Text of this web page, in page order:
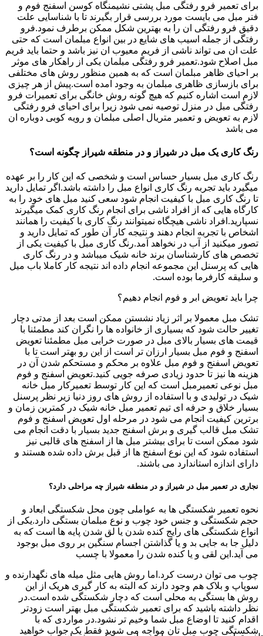
برای تعمیر فرو رفتگی مبل پشتی نشیمنگاه کوسن اسفنج فوم و
فنر مبل می بایست مورد بررسی قرار بگیرند تا با شناسایی علت
دقیق فرو رفتگی ان را به بهترین شکل ممکن برطرف نمود.فرو
رفتگی از جمله اسیب های شایع در بین انواع مبلمان است که حتی
علت ان می تواند ناشی از فریم معیوب ان نیز باشد و حتما باید فریم
مبل اصلاح شود.تعمیر فرو رفتگی مبلمان یکی از راهکار های موثر
بر احیای ظاهر مبلمان است که به همین منظور روش های مختلفی
برای بازسازی ظاهری مبلمان به وجود امده است.پیش از هر چیزی
لازم است اشاره کنیم که هیچ گونه روش خانگی برای تعمیرات فرو
رفتگی مبل در منزل توصیه نمی شود زیرا برای احیای فرو رفتگی
لازم به تعویض و تعمیر متریال اصلی مبلمان و رویه کوبی دوباره ان
می باشد
رنگ کاری یک مبل در شیراز و در منطقه شیراز چگونه است؟
رنگ کاری مبل بسیار حساس است و شخصی که این کار را بر عهده
میگیرد باید تجربه رنگ کاری انواع مبل را داشته باشد.اگر تمایل دارید
تا رنگ کاری مبل با کیفیت انجام شود سعی کنید مبل های خود را به
کارگاه هایی که از افراد ناشی برای انجام رنگ کاری کمک میگیرند
نسپارید.افراد ناشی هیچگاه نمیتوانند رنگ کاری با کیفیت را همانند
اشخاص با تجربه انجام دهند و نتیجه کار آن طور که تمایل دارید و
تصور میکنید از آب در نخواهد آمد.رنگ کاری مبل با کیفیت یکی از
تخصص های کارشناسان برند خانه شیک میباشد و در رنگ کاری
هایی که پرسنل این مجموعه انجام داده اند نتیجه کار کاملا باب میل
و سلیقه کارفرما بوده است.
چرا باید تعویض ابر و فوم انجام دهیم؟
تشک مبل معمولا بر اثر زیاد نشستن ممکن است بعد از مدتی دچار
تغییر حالت شود که بسیاری از خانواده ها را نگران کند مطمئنا با
قیمت های بسیار بالای مبل در صورت خرابی مبل مطمئنا تعویض
اسفنج و فوم مبل بسیار ارزان تر است از این رو بهتر است تا با
تعویض اسفنج و فوم مبل علاوه بر محکم و مستحکم شدن آن در
هزینه ها نیز تا حدود زیادی صرفه جویی کنید.تعویض اسفنج و فوم
مبل نوعی تعمیرمبل است که این کار توسط تعمیرکار مبل خانه
شیک در تولیدی و با استفاده از روش های روز دنیا زیر نظر پرسنل
بسیار خلاق و حرفه ای تیم تعمیر مبل خانه شیک در کمترین زمان و
برترین کیفیت انجام می شود در مرحله اول تعویض اسفنج و فوم
تشک مبل قالب گیری و برش اسفنج جدید بسیار با دقت انجام می
شود ممکن است تا برای بیشتر مبل ها از اسفنج های قالبی نیز
استفاده شود که این نوع اسفنج ها از قبل برش داده شده هستند و
دارای اندازه استاندارد می باشند.
نجاری در تعمیر مبل در شیراز و در منطقه شیراز چه مراحلی دارد؟
نحوه تعمیر شکستگی ها به عواملی چون محل شکستگی ابعاد و
حجم شکستگی و جنس خود چوب و نوع مبلمان بستگی دارد.یکی از
انواع شکستگی های رایج کنده شدن یا لق شدن پایه ها است که به
دلیل جا به جایی بد و یا گذاشتن اجسام سنگین بر روی مبل بوجود
می آید.این لقی و یا کنده شدن را معمولا با چسب
چوب می توان درست کرد.اما روش هایی مثل میله های نگهدارنده و
سوپاپ و بلاک هم وجود دارند که البته به کار گیری هریک از این
روش ها بستگی به محلی است که دچار شکستگی شده است.در
نظر داشته باشید که برای تعمیر شکستگی مبل بهتر است زودتر
اقدام کنید تا اوضاع مبل شما وخیم تر نشود.در مواردی که با
شکستگی چوب مبل تان مواجه می شوید فقط یک جواب خواهید